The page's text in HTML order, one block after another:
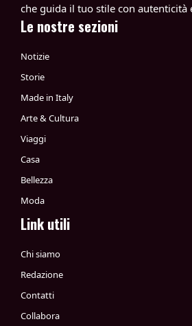
che guida il tuo stile con autenticità
Le nostre sezioni
Notizie
Storie
Made in Italy
Arte & Cultura
Viaggi
Casa
Bellezza
Moda
Link utili
Chi siamo
Redazione
Contatti
Collabora